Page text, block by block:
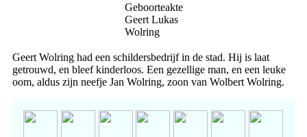
Geboorteakte
Geert Lukas
Wolring
Geert Wolring had een schildersbedrijf in de stad. Hij is laat
getrouwd, en bleef kinderloos. Een gezellige man, en een leuke
oom, aldus zijn neefje Jan Wolring, zoon van Wolbert Wolring.